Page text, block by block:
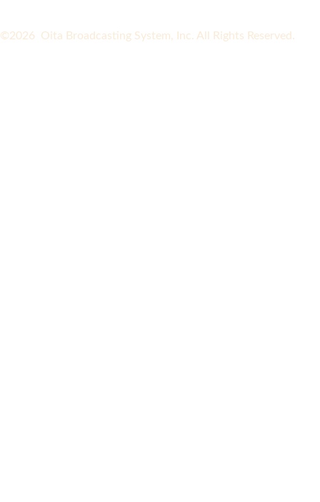
©2026 Oita Broadcasting System, Inc. All Rights Reserved.